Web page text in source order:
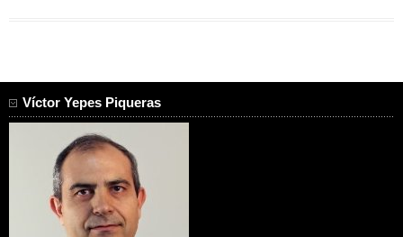
Víctor Yepes Piqueras